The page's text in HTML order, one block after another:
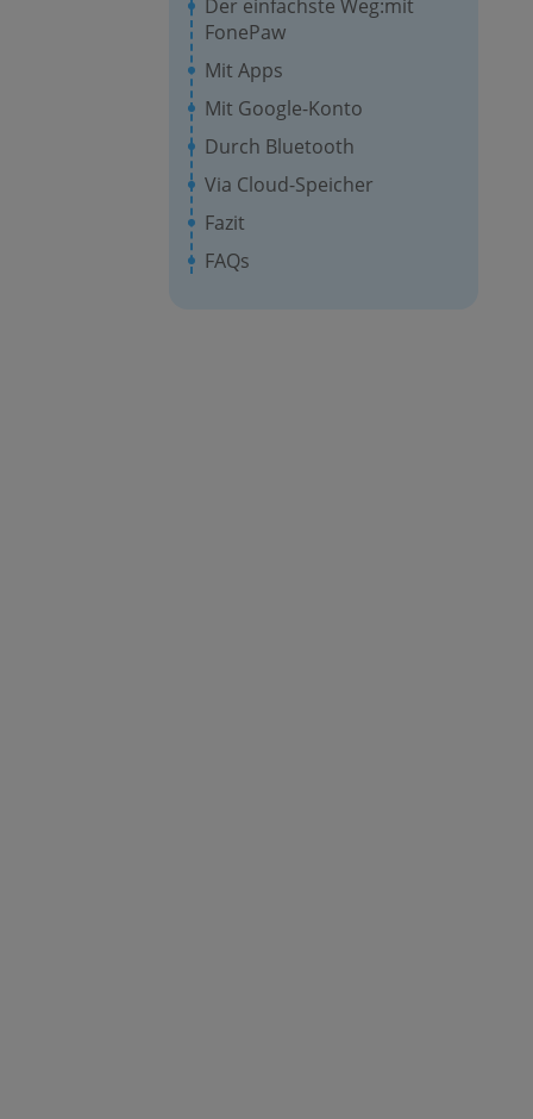
Der einfachste Weg:mit
FonePaw
Mit Apps
Mit Google-Konto
Durch Bluetooth
Via Cloud-Speicher
Fazit
FAQs